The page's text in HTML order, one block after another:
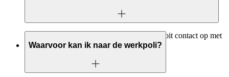
Nee, zonder uw toestemming nemen we nooit contact op met
een andere instantie of zorgverlener.
Waarvoor kan ik naar de werkpoli?